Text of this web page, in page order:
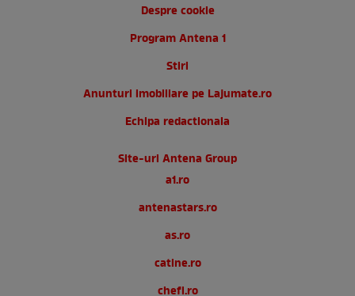
Despre cookie
Program Antena 1
Stiri
Anunturi imobiliare pe Lajumate.ro
Echipa redactionala
Site-uri Antena Group
a1.ro
antenastars.ro
as.ro
catine.ro
chefi.ro